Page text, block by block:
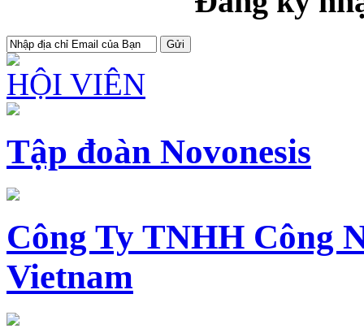
HỘI VIÊN
Tập đoàn Novonesis
Công Ty TNHH Công
Vietnam